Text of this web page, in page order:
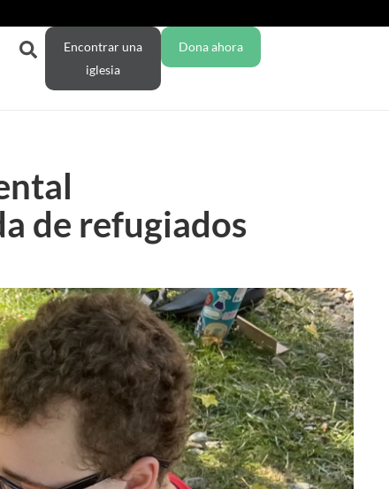
Encontrar una
iglesia
Dona ahora
de refugiados